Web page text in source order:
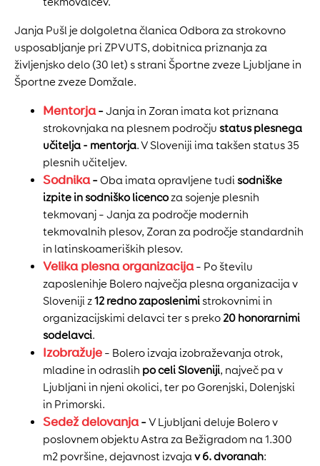
Janja Pušl je dolgoletna članica Odbora za strokovno
usposabljanje pri ZPVUTS, dobitnica priznanja za
življenjsko delo (30 let) s strani Športne zveze Ljubljane in
Športne zveze Domžale.
Mentorja–Janja in Zoran imata kot priznana
strokovnjaka na plesnem področju status plesnega
učitelja - mentorja. V Sloveniji ima takšen status 35
plesnih učiteljev.
Sodnika– Oba imata opravljene tudi sodniške
izpite in sodniško licencoza sojenje plesnih
tekmovanj – Janja za področje modernih
tekmovalnih plesov, Zoran za področje standardnih
in latinskoameriških plesov.
Velika plesna organizacija– Po številu
zaposlenihje Bolero največja plesna organizacija v
Sloveniji z12 redno zaposlenimistrokovnimi in
organizacijskimi delavci ter s preko 20 honorarnimi
sodelavci.
Izobražuje – Bolero izvaja izobraževanja otrok,
mladine in odraslih po celi Sloveniji, največ pa v
Ljubljani in njeni okolici, ter po Gorenjski, Dolenjski
in Primorski.
Sedež delovanja–V Ljubljani deluje Bolero v
poslovnem objektu Astra za Bežigradom na 1.300
m2 površine, dejavnost izvaja v 6. dvoranah: